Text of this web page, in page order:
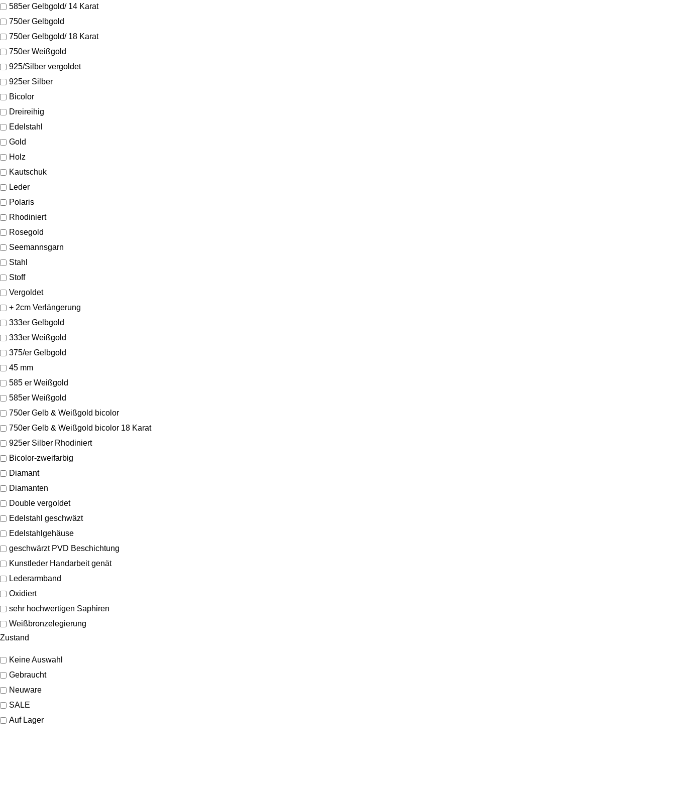
585er Gelbgold/ 14 Karat
750er Gelbgold
750er Gelbgold/ 18 Karat
750er Weißgold
925/Silber vergoldet
925er Silber
Bicolor
Dreireihig
Edelstahl
Gold
Holz
Kautschuk
Leder
Polaris
Rhodiniert
Rosegold
Seemannsgarn
Stahl
Stoff
Vergoldet
+ 2cm Verlängerung
333er Gelbgold
333er Weißgold
375/er Gelbgold
45 mm
585 er Weißgold
585er Weißgold
750er Gelb & Weißgold bicolor
750er Gelb & Weißgold bicolor 18 Karat
925er Silber Rhodiniert
Bicolor-zweifarbig
Diamant
Diamanten
Double vergoldet
Edelstahl geschwäzt
Edelstahlgehäuse
geschwärzt PVD Beschichtung
Kunstleder Handarbeit genät
Lederarmband
Oxidiert
sehr hochwertigen Saphiren
Weißbronzelegierung
Zustand
Keine Auswahl
Gebraucht
Neuware
SALE
Auf Lager